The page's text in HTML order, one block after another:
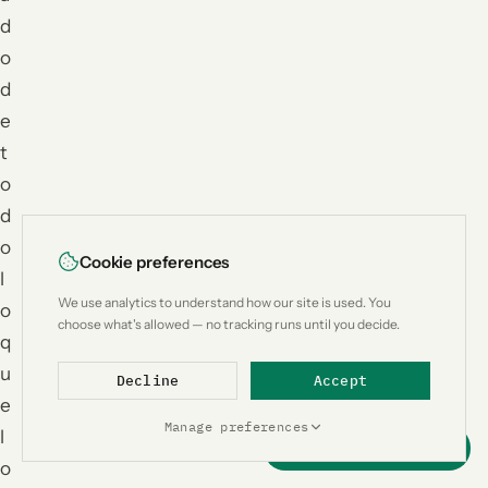
d
o
d
e
t
o
d
o
l
o
q
u
e
l
o
Cookie preferences
We use analytics to understand how our site is used. You
choose what's allowed — no tracking runs until you decide.
Decline Accept
Manage preferences